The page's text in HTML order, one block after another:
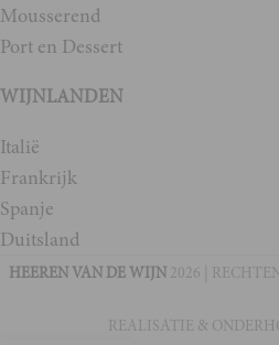
Mousserend
Port en Dessert
WIJNLANDEN
Italië
Frankrijk
Spanje
Duitsland
HEEREN VAN DE WIJN 2026 |
REALISATIE &